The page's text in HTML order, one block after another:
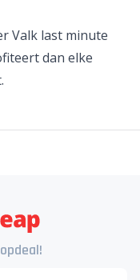
Valk last minute
dan elke